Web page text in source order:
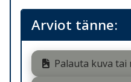
Arviot tänne:
Palauta kuva